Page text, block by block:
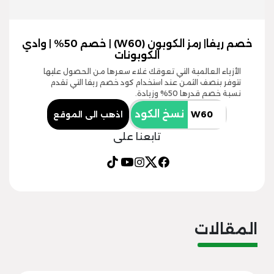
خصم ريفا| رمز الكوبون (W60) | خصم 50% | وادي
الكوبونات
الأزياء العالمية التي تعوقك غلاء سعرها من الحصول عليها
تتوفر بنصف الثمن عند استخدام كود خصم ريفا التي تقدم
نسبة خصم قدرها 50% وزيادة.
نسخ الكود اذهب الى الموقع
تابعنا على
المقالات